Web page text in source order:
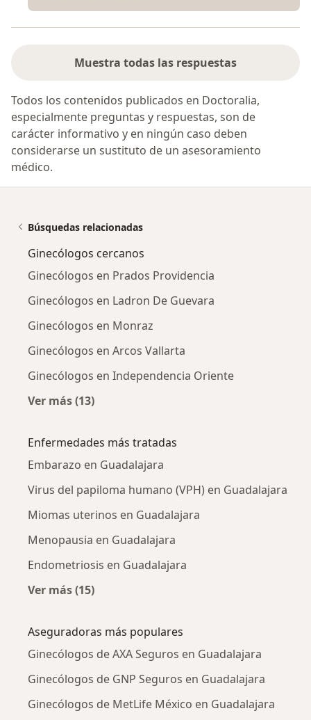
Muestra todas las respuestas
Todos los contenidos publicados en Doctoralia,
especialmente preguntas y respuestas, son de
carácter informativo y en ningún caso deben
considerarse un sustituto de un asesoramiento
médico.
Búsquedas relacionadas
Ginecólogos cercanos
Ginecólogos en Prados Providencia
Ginecólogos en Ladron De Guevara
Ginecólogos en Monraz
Ginecólogos en Arcos Vallarta
Ginecólogos en Independencia Oriente
Ver más (13)
Enfermedades más tratadas
Embarazo en Guadalajara
Virus del papiloma humano (VPH) en Guadalajara
Miomas uterinos en Guadalajara
Menopausia en Guadalajara
Endometriosis en Guadalajara
Ver más (15)
Aseguradoras más populares
Ginecólogos de AXA Seguros en Guadalajara
Ginecólogos de GNP Seguros en Guadalajara
Ginecólogos de MetLife México en Guadalajara